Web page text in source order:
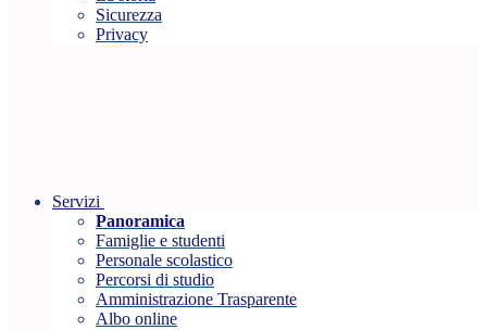
Sicurezza
Privacy
Servizi
Panoramica
Famiglie e studenti
Personale scolastico
Percorsi di studio
Amministrazione Trasparente
Albo online